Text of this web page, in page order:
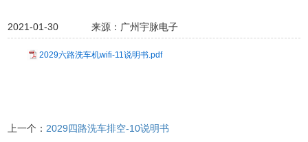
2021-01-30 来源：广州宇脉电子
2029六路洗车机wifi-11说明书.pdf
上一个：2029四路洗车排空-10说明书